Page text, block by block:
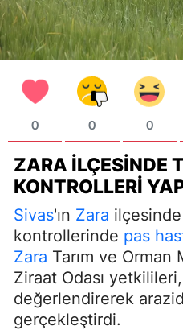
0 0 0
ZARA İLÇESINDE
KONTROLLERI
Sivas'ın Zara ilçesinde
kontrollerinde pas
Zara Tarım ve
Ziraat Odası
değerlendirerek
gerçekleştirdi.